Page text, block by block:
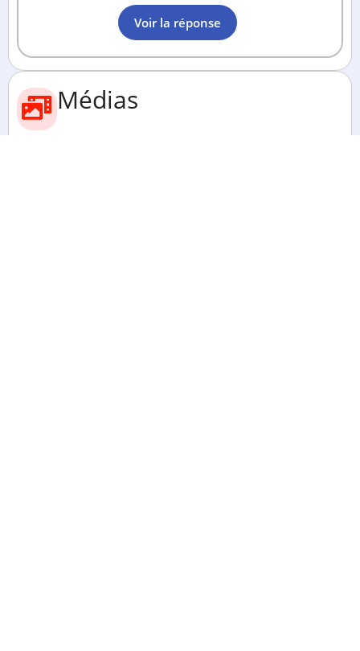
Voir la réponse
Médias